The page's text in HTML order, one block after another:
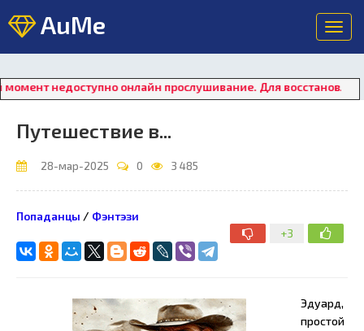
AuMe
онлайн прослушивание. Для восстановления
Путешествие в...
28-мар-2025 0 3 485
+3
Попаданцы / Фэнтэзи
Эдуард,
простой